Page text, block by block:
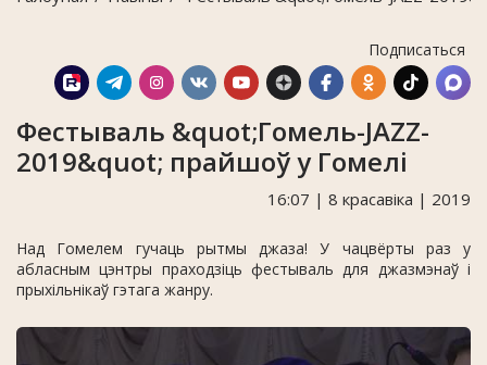
Подписаться
Фестываль &quot;Гомель-JAZZ-
2019&quot; прайшоў у Гомелі
16:07 | 8 красавіка | 2019
Над Гомелем гучаць рытмы джаза! У чацвёрты раз у
абласным цэнтры праходзіць фестываль для джазмэнаў і
прыхільнікаў гэтага жанру.